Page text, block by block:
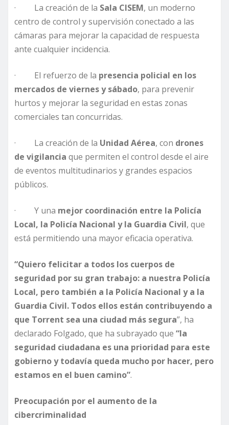
· La creación de la Sala CISEM, un moderno
centro de control y supervisión conectado a las
cámaras para mejorar la capacidad de respuesta
ante cualquier incidencia.
· El refuerzo de la presencia policial en los
mercados de viernes y sábado, para prevenir
hurtos y mejorar la seguridad en estas zonas
comerciales tan concurridas.
· La creación de la Unidad Aérea, con drones
de vigilancia que permiten el control desde el aire
de eventos multitudinarios y grandes espacios
públicos.
· Y una mejor coordinación entre la Policía
Local, la Policía Nacional y la Guardia Civil, que
está permitiendo una mayor eficacia operativa.
“Quiero felicitar a todos los cuerpos de
seguridad por su gran trabajo: a nuestra Policía
Local, pero también a la Policía Nacional y a la
Guardia Civil. Todos ellos están contribuyendo a
que Torrent sea una ciudad más segura”, ha
declarado Folgado, que ha subrayado que “la
seguridad ciudadana es una prioridad para este
gobierno y todavía queda mucho por hacer, pero
estamos en el buen camino”.
Preocupación por el aumento de la
cibercriminalidad